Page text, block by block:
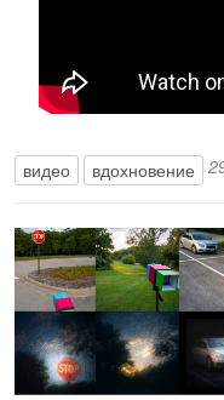
видео вдохновение